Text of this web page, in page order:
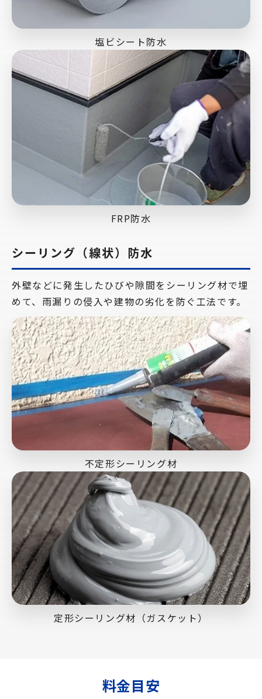
塩ビシート防水
FRP防水
シーリング（線状）防水
外壁などに発生したひびや隙間をシーリング材で埋
めて、雨漏りの侵入や建物の劣化を防ぐ工法です。
不定形シーリング材
定形シーリング材（ガスケット）
料金目安